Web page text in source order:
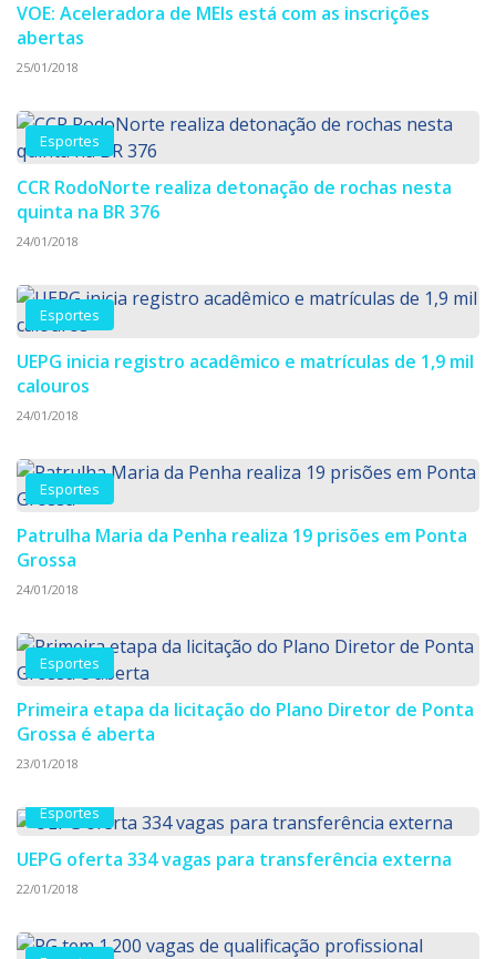
VOE: Aceleradora de MEIs está com as inscrições
abertas
25/01/2018
Esportes
CCR RodoNorte realiza detonação de rochas nesta
quinta na BR 376
24/01/2018
Esportes
UEPG inicia registro acadêmico e matrículas de 1,9 mil
calouros
24/01/2018
Esportes
Patrulha Maria da Penha realiza 19 prisões em Ponta
Grossa
24/01/2018
Esportes
Primeira etapa da licitação do Plano Diretor de Ponta
Grossa é aberta
23/01/2018
Esportes
UEPG oferta 334 vagas para transferência externa
22/01/2018